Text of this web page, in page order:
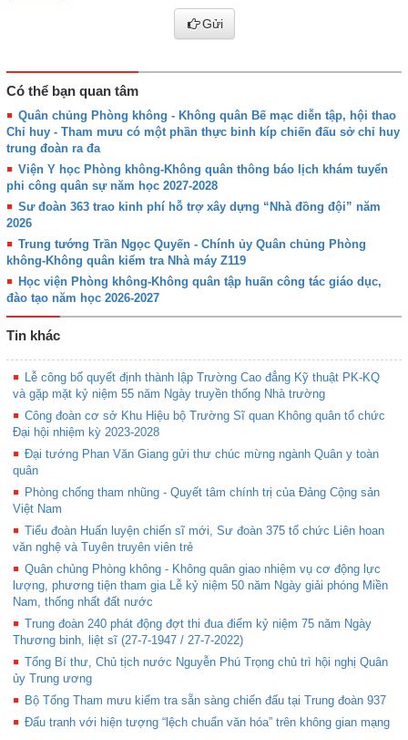
Gửi
Có thể bạn quan tâm
Quân chủng Phòng không - Không quân Bế mạc diễn tập, hội thao
Chỉ huy - Tham mưu có một phần thực binh kíp chiến đấu sở chỉ huy
trung đoàn ra đa
Viện Y học Phòng không-Không quân thông báo lịch khám tuyển
phi công quân sự năm học 2027-2028
Sư đoàn 363 trao kinh phí hỗ trợ xây dựng “Nhà đồng đội” năm
2026
Trung tướng Trần Ngọc Quyến - Chính ủy Quân chủng Phòng
không-Không quân kiểm tra Nhà máy Z119
Học viện Phòng không-Không quân tập huấn công tác giáo dục,
đào tạo năm học 2026-2027
Tin khác
Lễ công bố quyết định thành lập Trường Cao đẳng Kỹ thuật PK-KQ
và gặp mặt kỷ niệm 55 năm Ngày truyền thống Nhà trường
Công đoàn cơ sở Khu Hiệu bộ Trường Sĩ quan Không quân tổ chức
Đại hội nhiệm kỳ 2023-2028
Đại tướng Phan Văn Giang gửi thư chúc mừng ngành Quân y toàn
quân
Phòng chống tham nhũng - Quyết tâm chính trị của Đảng Cộng sản
Việt Nam
Tiểu đoàn Huấn luyện chiến sĩ mới, Sư đoàn 375 tổ chức Liên hoan
văn nghệ và Tuyên truyên viên trẻ
Quân chủng Phòng không - Không quân giao nhiệm vụ cơ động lực
lượng, phương tiện tham gia Lễ kỷ niệm 50 năm Ngày giải phóng Miền
Nam, thống nhất đất nước
Trung đoàn 240 phát động đợt thi đua điểm kỷ niệm 75 năm Ngày
Thương binh, liệt sĩ (27-7-1947 / 27-7-2022)
Tổng Bí thư, Chủ tịch nước Nguyễn Phú Trọng chủ trì hội nghị Quân
ủy Trung ương
Bộ Tổng Tham mưu kiểm tra sẵn sàng chiến đấu tại Trung đoàn 937
Đấu tranh với hiện tượng “lệch chuẩn văn hóa” trên không gian mạng